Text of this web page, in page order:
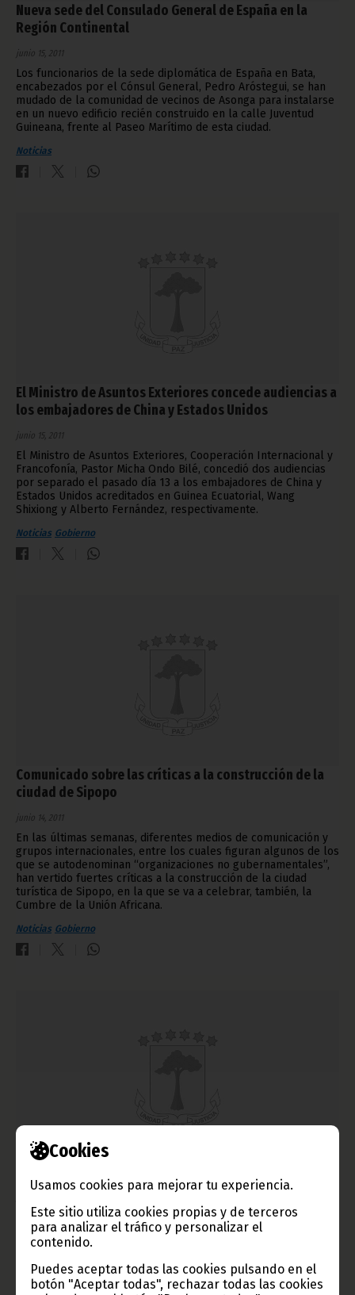
Cookies
Usamos cookies para mejorar tu experiencia.
Este sitio utiliza cookies propias y de terceros
para analizar el tráfico y personalizar el
contenido.
Puedes aceptar todas las cookies pulsando en el
botón "Aceptar todas", rechazar todas las cookies
Nueva sede del Consulado General de España en la
Región Continental
junio 15, 2011
Los funcionarios de la sede diplomática de España en Bata,
encabezados por el Cónsul General, Pedro Aróstegui, se han
mudado de la comunidad de vecinos de Asonga para instalarse
en un nuevo edificio recién construido en la calle Juventud
Guineana, frente al Paseo Marítimo de esta ciudad.
Noticias
El Ministro de Asuntos Exteriores concede audiencias a
los embajadores de China y Estados Unidos
junio 15, 2011
El Ministro de Asuntos Exteriores, Cooperación Internacional y
Francofonía, Pastor Micha Ondo Bilé, concedió dos audiencias
por separado el pasado día 13 a los embajadores de China y
Estados Unidos acreditados en Guinea Ecuatorial, Wang
Shixiong y Alberto Fernández, respectivamente.
Noticias Gobierno
Comunicado sobre las críticas a la construcción de la
ciudad de Sipopo
junio 14, 2011
En las últimas semanas, diferentes medios de comunicación y
grupos internacionales, entre los cuales figuran algunos de los
que se autodenominan “organizaciones no gubernamentales”,
han vertido fuertes críticas a la construcción de la ciudad
turística de Sipopo, en la que se va a celebrar, también, la
Cumbre de la Unión Africana.
Noticias Gobierno
El Secretario de Estado para Turismo, José Mba Obama, visitó
en la ciudad de Bata un nuevo establecimiento turístico de
categoría "A": La Corisqueña. El hotel cuenta con instalaciones
Departamento de Información y Turismo.